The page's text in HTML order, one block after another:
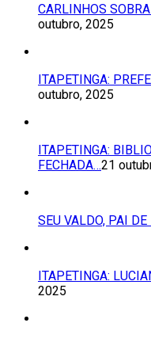
CARLINHOS
outubro, 2025
ITAPETINGA:
outubro, 2025
ITAPETINGA:
FECHADA…21
SEU VALDO, PAI
ITAPETINGA:
2025